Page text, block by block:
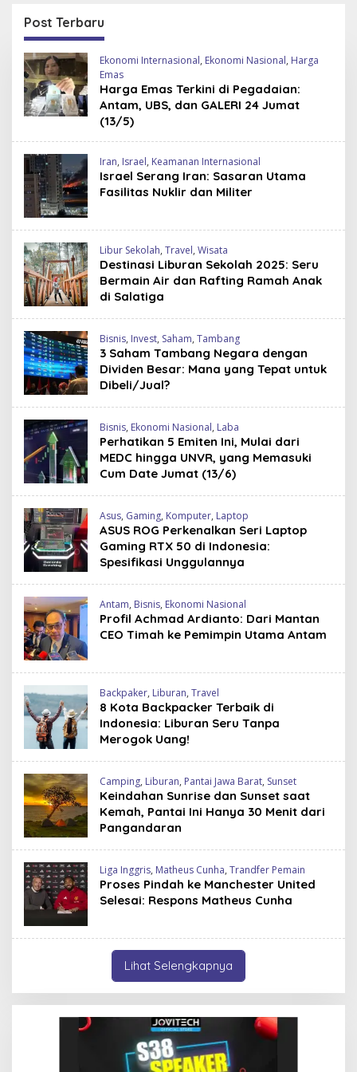
Post Terbaru
M
a
j
a
l
o
r
a
n
-
r
i
t
a
,
b
u
r
a
n
,
N
a
s
i
o
n
a
l
d
a
n
D
u
n
i
a
Ekonomi Internasional, Ekonomi Nasional, Harga
Emas
Harga Emas Terkini di Pegadaian:
Antam, UBS, dan GALERI 24 Jumat
(13/5)
Iran, Israel, Keamanan Internasional
Israel Serang Iran: Sasaran Utama
Fasilitas Nuklir dan Militer
Libur Sekolah, Travel, Wisata
Destinasi Liburan Sekolah 2025: Seru
Bermain Air dan Rafting Ramah Anak
di Salatiga
Bisnis, Invest, Saham, Tambang
3 Saham Tambang Negara dengan
Dividen Besar: Mana yang Tepat untuk
Dibeli/Jual?
Bisnis, Ekonomi Nasional, Laba
Perhatikan 5 Emiten Ini, Mulai dari
MEDC hingga UNVR, yang Memasuki
Cum Date Jumat (13/6)
Asus, Gaming, Komputer, Laptop
ASUS ROG Perkenalkan Seri Laptop
Gaming RTX 50 di Indonesia:
Spesifikasi Unggulannya
Antam, Bisnis, Ekonomi Nasional
Profil Achmad Ardianto: Dari Mantan
CEO Timah ke Pemimpin Utama Antam
Backpaker, Liburan, Travel
8 Kota Backpacker Terbaik di
Indonesia: Liburan Seru Tanpa
Merogok Uang!
Camping, Liburan, Pantai Jawa Barat, Sunset
Keindahan Sunrise dan Sunset saat
Kemah, Pantai Ini Hanya 30 Menit dari
Pangandaran
Liga Inggris, Matheus Cunha, Trandfer Pemain
Proses Pindah ke Manchester United
Selesai: Respons Matheus Cunha
Lihat Selengkapnya